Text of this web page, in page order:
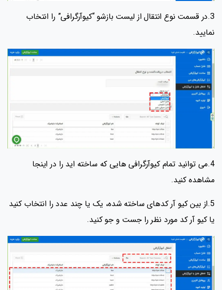
3.در قسمت نوع انتقال از لیست بازشو “کیوآرگرافی” را انتخاب
نمایید.
4.می توانید تمام کیوآرگرافی هایی که ساخته اید را در اینجا
مشاهده کنید.
5.از بین کیو آر کدهای ساخته شده، یک یا چند عدد را انتخاب کنید
یا کیو آر کد مورد نظر را جست و جو کنید.